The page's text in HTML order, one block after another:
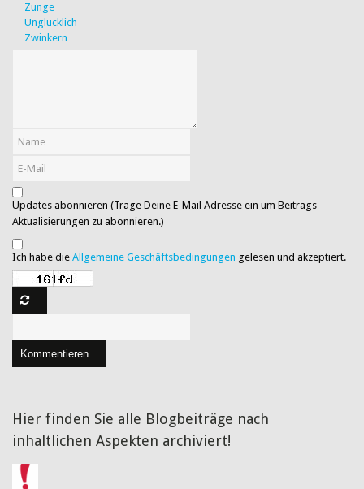
Zunge
Unglücklich
Zwinkern
Updates abonnieren (Trage Deine E-Mail Adresse ein um Beitrags
Aktualisierungen zu abonnieren.)
Ich habe die Allgemeine Geschäftsbedingungen gelesen und akzeptiert.
Kommentieren
Hier finden Sie alle Blogbeiträge nach
inhaltlichen Aspekten archiviert!